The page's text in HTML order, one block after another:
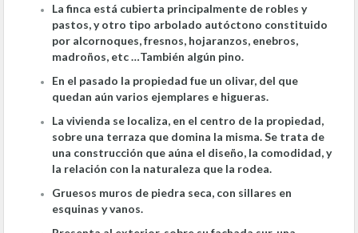
La finca está cubierta principalmente de robles y
pastos, y otro tipo arbolado autóctono constituido
por alcornoques, fresnos, hojaranzos, enebros,
madroños, etc …También algún pino.
En el pasado la propiedad fue un olivar, del que
quedan aún varios ejemplares e higueras.
La vivienda se localiza, en el centro de la propiedad,
sobre una terraza que domina la misma. Se trata de
una construcción que aúna el diseño, la comodidad, y
la relación con la naturaleza que la rodea.
Gruesos muros de piedra seca, con sillares en
esquinas y vanos.